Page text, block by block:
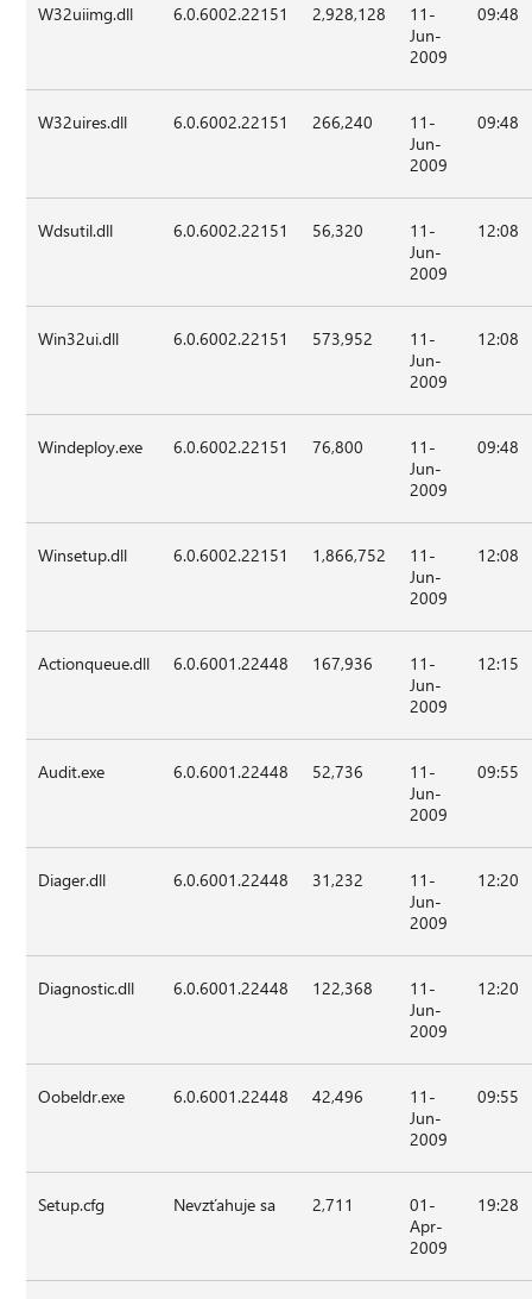
W32uiimg.dll 6.0.6002.22151 2,928,128
11-
Jun-
2009
09:48
W32uires.dll 6.0.6002.22151 266,240
11-
Jun-
2009
09:48
Wdsutil.dll 6.0.6002.22151 56,320
11-
Jun-
2009
12:08
Win32ui.dll 6.0.6002.22151 573,952
11-
Jun-
2009
12:08
Windeploy.exe 6.0.6002.22151 76,800
11-
Jun-
2009
09:48
Winsetup.dll 6.0.6002.22151 1,866,752
11-
Jun-
2009
12:08
Actionqueue.dll 6.0.6001.22448 167,936
11-
Jun-
2009
12:15
Audit.exe 6.0.6001.22448 52,736
11-
Jun-
2009
09:55
Diager.dll 6.0.6001.22448 31,232
11-
Jun-
2009
12:20
Diagnostic.dll 6.0.6001.22448 122,368
11-
Jun-
2009
12:20
Oobeldr.exe 6.0.6001.22448 42,496
11-
Jun-
2009
09:55
Setup.cfg Nevzťahuje sa 2,711
01-
Apr-
2009
19:28